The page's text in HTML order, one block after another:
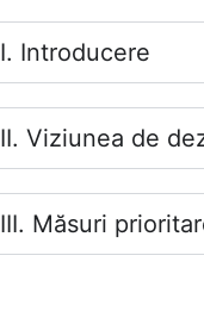
I. Introducere
II. Viziunea de
III. Măsuri